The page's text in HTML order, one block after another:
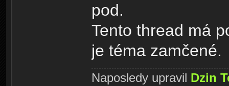
pod.
Tento thread má
je téma zamčené.
Naposledy upravil Dzin